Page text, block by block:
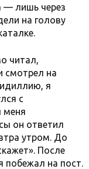
— лишь через
на голову
читал,
смотрел на
я
с
меня
он ответил
утром. До
После
побежал на пост.